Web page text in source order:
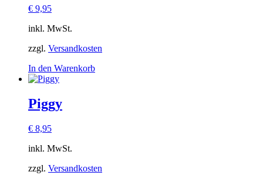
€ 9,95
inkl. MwSt.
zzgl. Versandkosten
In den Warenkorb
Piggy
€ 8,95
inkl. MwSt.
zzgl. Versandkosten